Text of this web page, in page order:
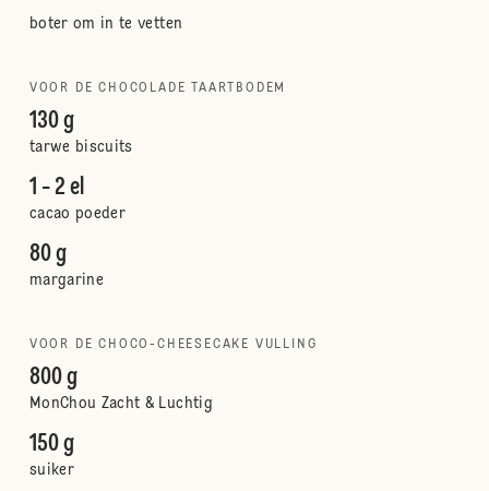
boter om in te vetten
VOOR DE CHOCOLADE TAARTBODEM
130 g
tarwe biscuits
1 - 2 el
cacao poeder
80 g
margarine
VOOR DE CHOCO-CHEESECAKE VULLING
800 g
MonChou Zacht & Luchtig
150 g
suiker